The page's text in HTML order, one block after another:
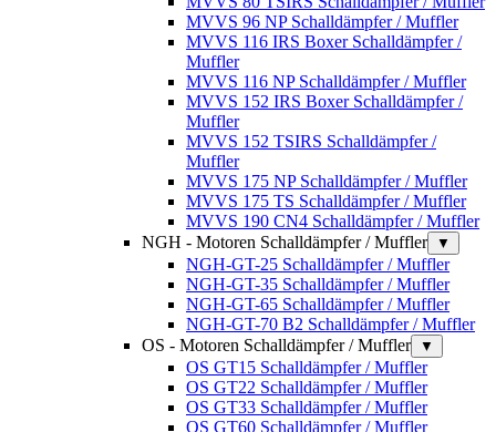
MVVS 96 NP Schalldämpfer / Muffler
MVVS 116 IRS Boxer Schalldämpfer /
Muffler
MVVS 116 NP Schalldämpfer / Muffler
MVVS 152 IRS Boxer Schalldämpfer /
Muffler
MVVS 152 TSIRS Schalldämpfer /
Muffler
MVVS 175 NP Schalldämpfer / Muffler
MVVS 175 TS Schalldämpfer / Muffler
MVVS 190 CN4 Schalldämpfer / Muffler
NGH - Motoren Schalldämpfer / Muffler
▼
NGH-GT-25 Schalldämpfer / Muffler
NGH-GT-35 Schalldämpfer / Muffler
NGH-GT-65 Schalldämpfer / Muffler
NGH-GT-70 B2 Schalldämpfer / Muffler
OS - Motoren Schalldämpfer / Muffler
▼
OS GT15 Schalldämpfer / Muffler
OS GT22 Schalldämpfer / Muffler
OS GT33 Schalldämpfer / Muffler
OS GT60 Schalldämpfer / Muffler